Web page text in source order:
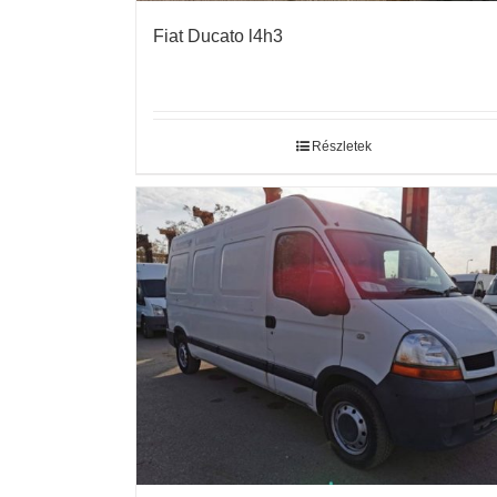
Fiat Ducato l4h3
Részletek